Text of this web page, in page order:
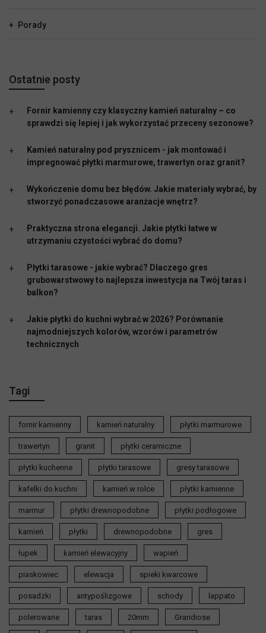
Porady
Ostatnie posty
Fornir kamienny czy klasyczny kamień naturalny – co
sprawdzi się lepiej i jak wykorzystać przeceny sezonowe?
Kamień naturalny pod prysznicem - jak montować i
impregnować płytki marmurowe, trawertyn oraz granit?
Wykończenie domu bez błędów. Jakie materiały wybrać, by
stworzyć ponadczasowe aranżacje wnętrz?
Praktyczna strona elegancji. Jakie płytki łatwe w
utrzymaniu czystości wybrać do domu?
Płytki tarasowe - jakie wybrać? Dlaczego gres
grubowarstwowy to najlepsza inwestycja na Twój taras i
balkon?
Jakie płytki do kuchni wybrać w 2026? Porównanie
najmodniejszych kolorów, wzorów i parametrów
technicznych
Tagi
fornir kamienny kamień naturalny płytki marmurowe
trawertyn granit płytki ceramiczne
płytki kuchenne płytki tarasowe gresy tarasowe
kafelki do kuchni kamień w rolce płytki kamienne
marmur płytki drewnopodobne płytki podłogowe
kamień płytki drewnopodobne gres
łupek kamień elewacyjny wapień
piaskowiec elewacja spieki kwarcowe
posadzki antypoślizgowe schody lappato
polerowane taras 20mm Grandiose